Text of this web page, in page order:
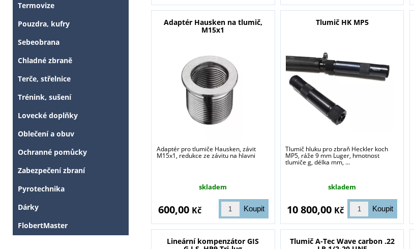
Adaptér Hausken na tlumič,
M15x1
Adaptér pro tlumiče Hausken, závit
M15x1, redukce ze závitu na hlavni
skladem
600,00 Kč
Tlumič HK MP5
Tlumič hluku pro zbraň Heckler koch
MP5, ráže 9 mm Luger, hmotnost
tlumiče g, délka mm, ...
skladem
10 800,00 Kč
Lineární kompenzátor GIS Tlumič A-Tec Wave carbon .22
Termovize
Pouzdra, kufry
Sebeobrana
Chladné zbraně
Terče, střelnice
Trénink, sušení
Lovecké doplňky
Oblečení a obuv
Ochranné pomůcky
Zabezpečení zbraní
Pyrotechnika
Dárky
FlobertMaster